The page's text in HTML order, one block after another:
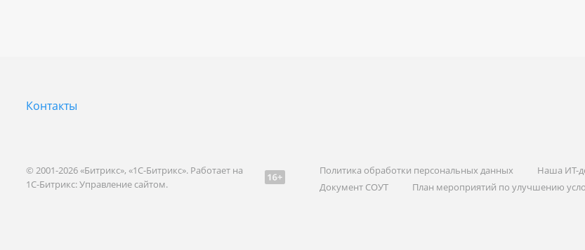
Контакты
© 2001-2026 «Битрикс», «1С-Битрикс». Работает на
1С-Битрикс: Управление сайтом.
Политика обработки персональных данных Наша ИТ-
Документ СОУТ
План мероприятий по улучшению